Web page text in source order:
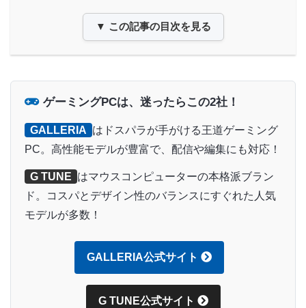
▼ この記事の目次を見る
ゲーミングPCは、迷ったらこの2社！
GALLERIA はドスパラが手がける王道ゲーミング
PC。高性能モデルが豊富で、配信や編集にも対応！
G TUNE はマウスコンピューターの本格派ブラン
ド。コスパとデザイン性のバランスにすぐれた人気
モデルが多数！
GALLERIA公式サイト
G TUNE公式サイト